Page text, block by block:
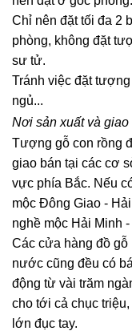
Chỉ nên đặt tối đa 2
phòng, không đặt
sư tử.
Tránh việc đặt
ngủ...
Nơi sản xuất và
Tượng gỗ con rồng
giao bán tại các cơ
vực phía Bắc. Nếu
mộc Đông Giao -
nghề mộc Hải Minh
Các cửa hàng đồ gỗ
nước cũng đều có
động từ vài trăm
cho tới cả chục
lớn đục tay.